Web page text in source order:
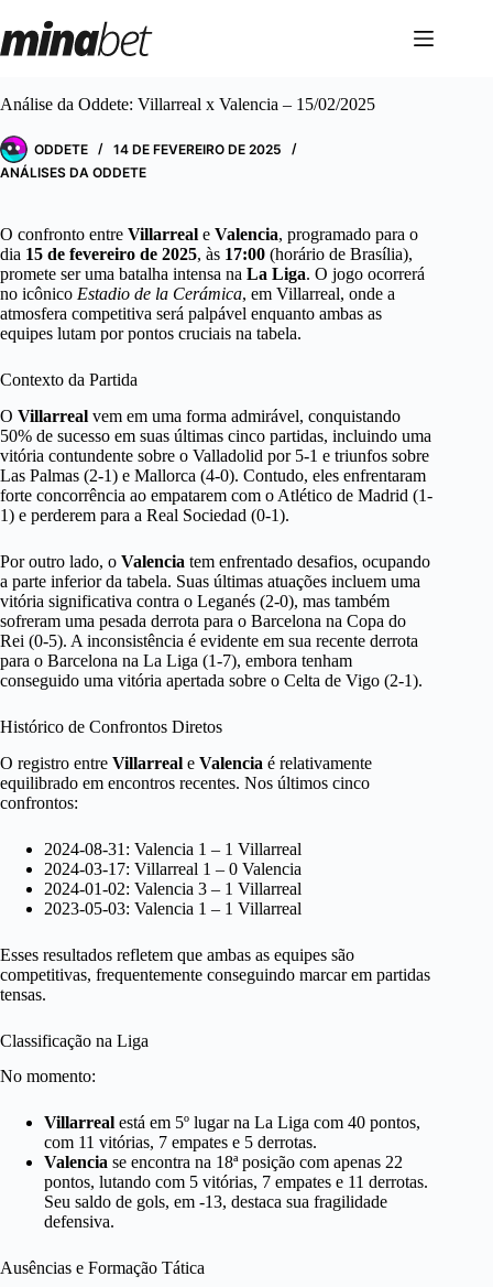
para
o
Análise da Oddete: Villarreal x Valencia – 15/02/2025
ODDETE
14 DE FEVEREIRO DE 2025
ANÁLISES DA ODDETE
O confronto entre Villarreal e Valencia, programado para o
dia 15 de fevereiro de 2025, às 17:00 (horário de Brasília),
promete ser uma batalha intensa na La Liga. O jogo ocorrerá
no icônico Estadio de la Cerámica, em Villarreal, onde a
atmosfera competitiva será palpável enquanto ambas as
equipes lutam por pontos cruciais na tabela.
Contexto da Partida
O Villarreal vem em uma forma admirável, conquistando
50% de sucesso em suas últimas cinco partidas, incluindo uma
vitória contundente sobre o Valladolid por 5-1 e triunfos sobre
Las Palmas (2-1) e Mallorca (4-0). Contudo, eles enfrentaram
forte concorrência ao empatarem com o Atlético de Madrid (1-
1) e perderem para a Real Sociedad (0-1).
Por outro lado, o Valencia tem enfrentado desafios, ocupando
a parte inferior da tabela. Suas últimas atuações incluem uma
vitória significativa contra o Leganés (2-0), mas também
sofreram uma pesada derrota para o Barcelona na Copa do
Rei (0-5). A inconsistência é evidente em sua recente derrota
para o Barcelona na La Liga (1-7), embora tenham
conseguido uma vitória apertada sobre o Celta de Vigo (2-1).
Histórico de Confrontos Diretos
O registro entre Villarreal e Valencia é relativamente
equilibrado em encontros recentes. Nos últimos cinco
confrontos:
2024-08-31: Valencia 1 – 1 Villarreal
2024-03-17: Villarreal 1 – 0 Valencia
2024-01-02: Valencia 3 – 1 Villarreal
2023-05-03: Valencia 1 – 1 Villarreal
Esses resultados refletem que ambas as equipes são
competitivas, frequentemente conseguindo marcar em partidas
tensas.
Classificação na Liga
No momento:
Villarreal está em 5º lugar na La Liga com 40 pontos,
com 11 vitórias, 7 empates e 5 derrotas.
Valencia se encontra na 18ª posição com apenas 22
pontos, lutando com 5 vitórias, 7 empates e 11 derrotas.
Seu saldo de gols, em -13, destaca sua fragilidade
defensiva.
Ausências e Formação Tática